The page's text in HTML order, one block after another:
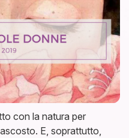
con la natura per
E, soprattutto,